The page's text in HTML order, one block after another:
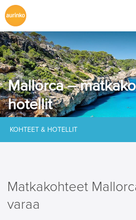
Mallorca –
hotellit
KOHTEET & HOTELLIT
Matkakohteet
varaa